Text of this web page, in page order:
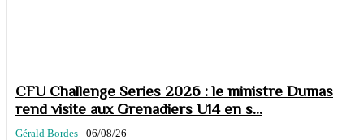
CFU Challenge Series 2026 : le ministre Dumas
rend visite aux Grenadiers U14 en s...
Gérald Bordes - 06/08/26